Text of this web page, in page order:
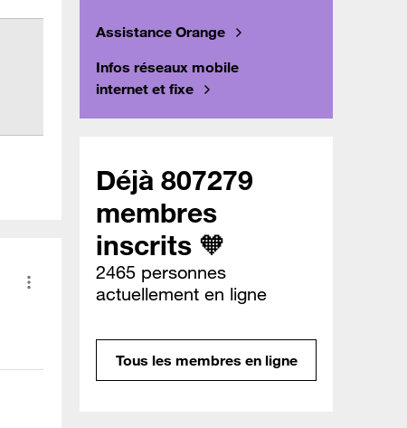
Assistance Orange
Infos réseaux mobile
internet et fixe
Déjà 807279
membres
inscrits 🧡
2465 personnes
actuellement en ligne
Tous les membres en ligne